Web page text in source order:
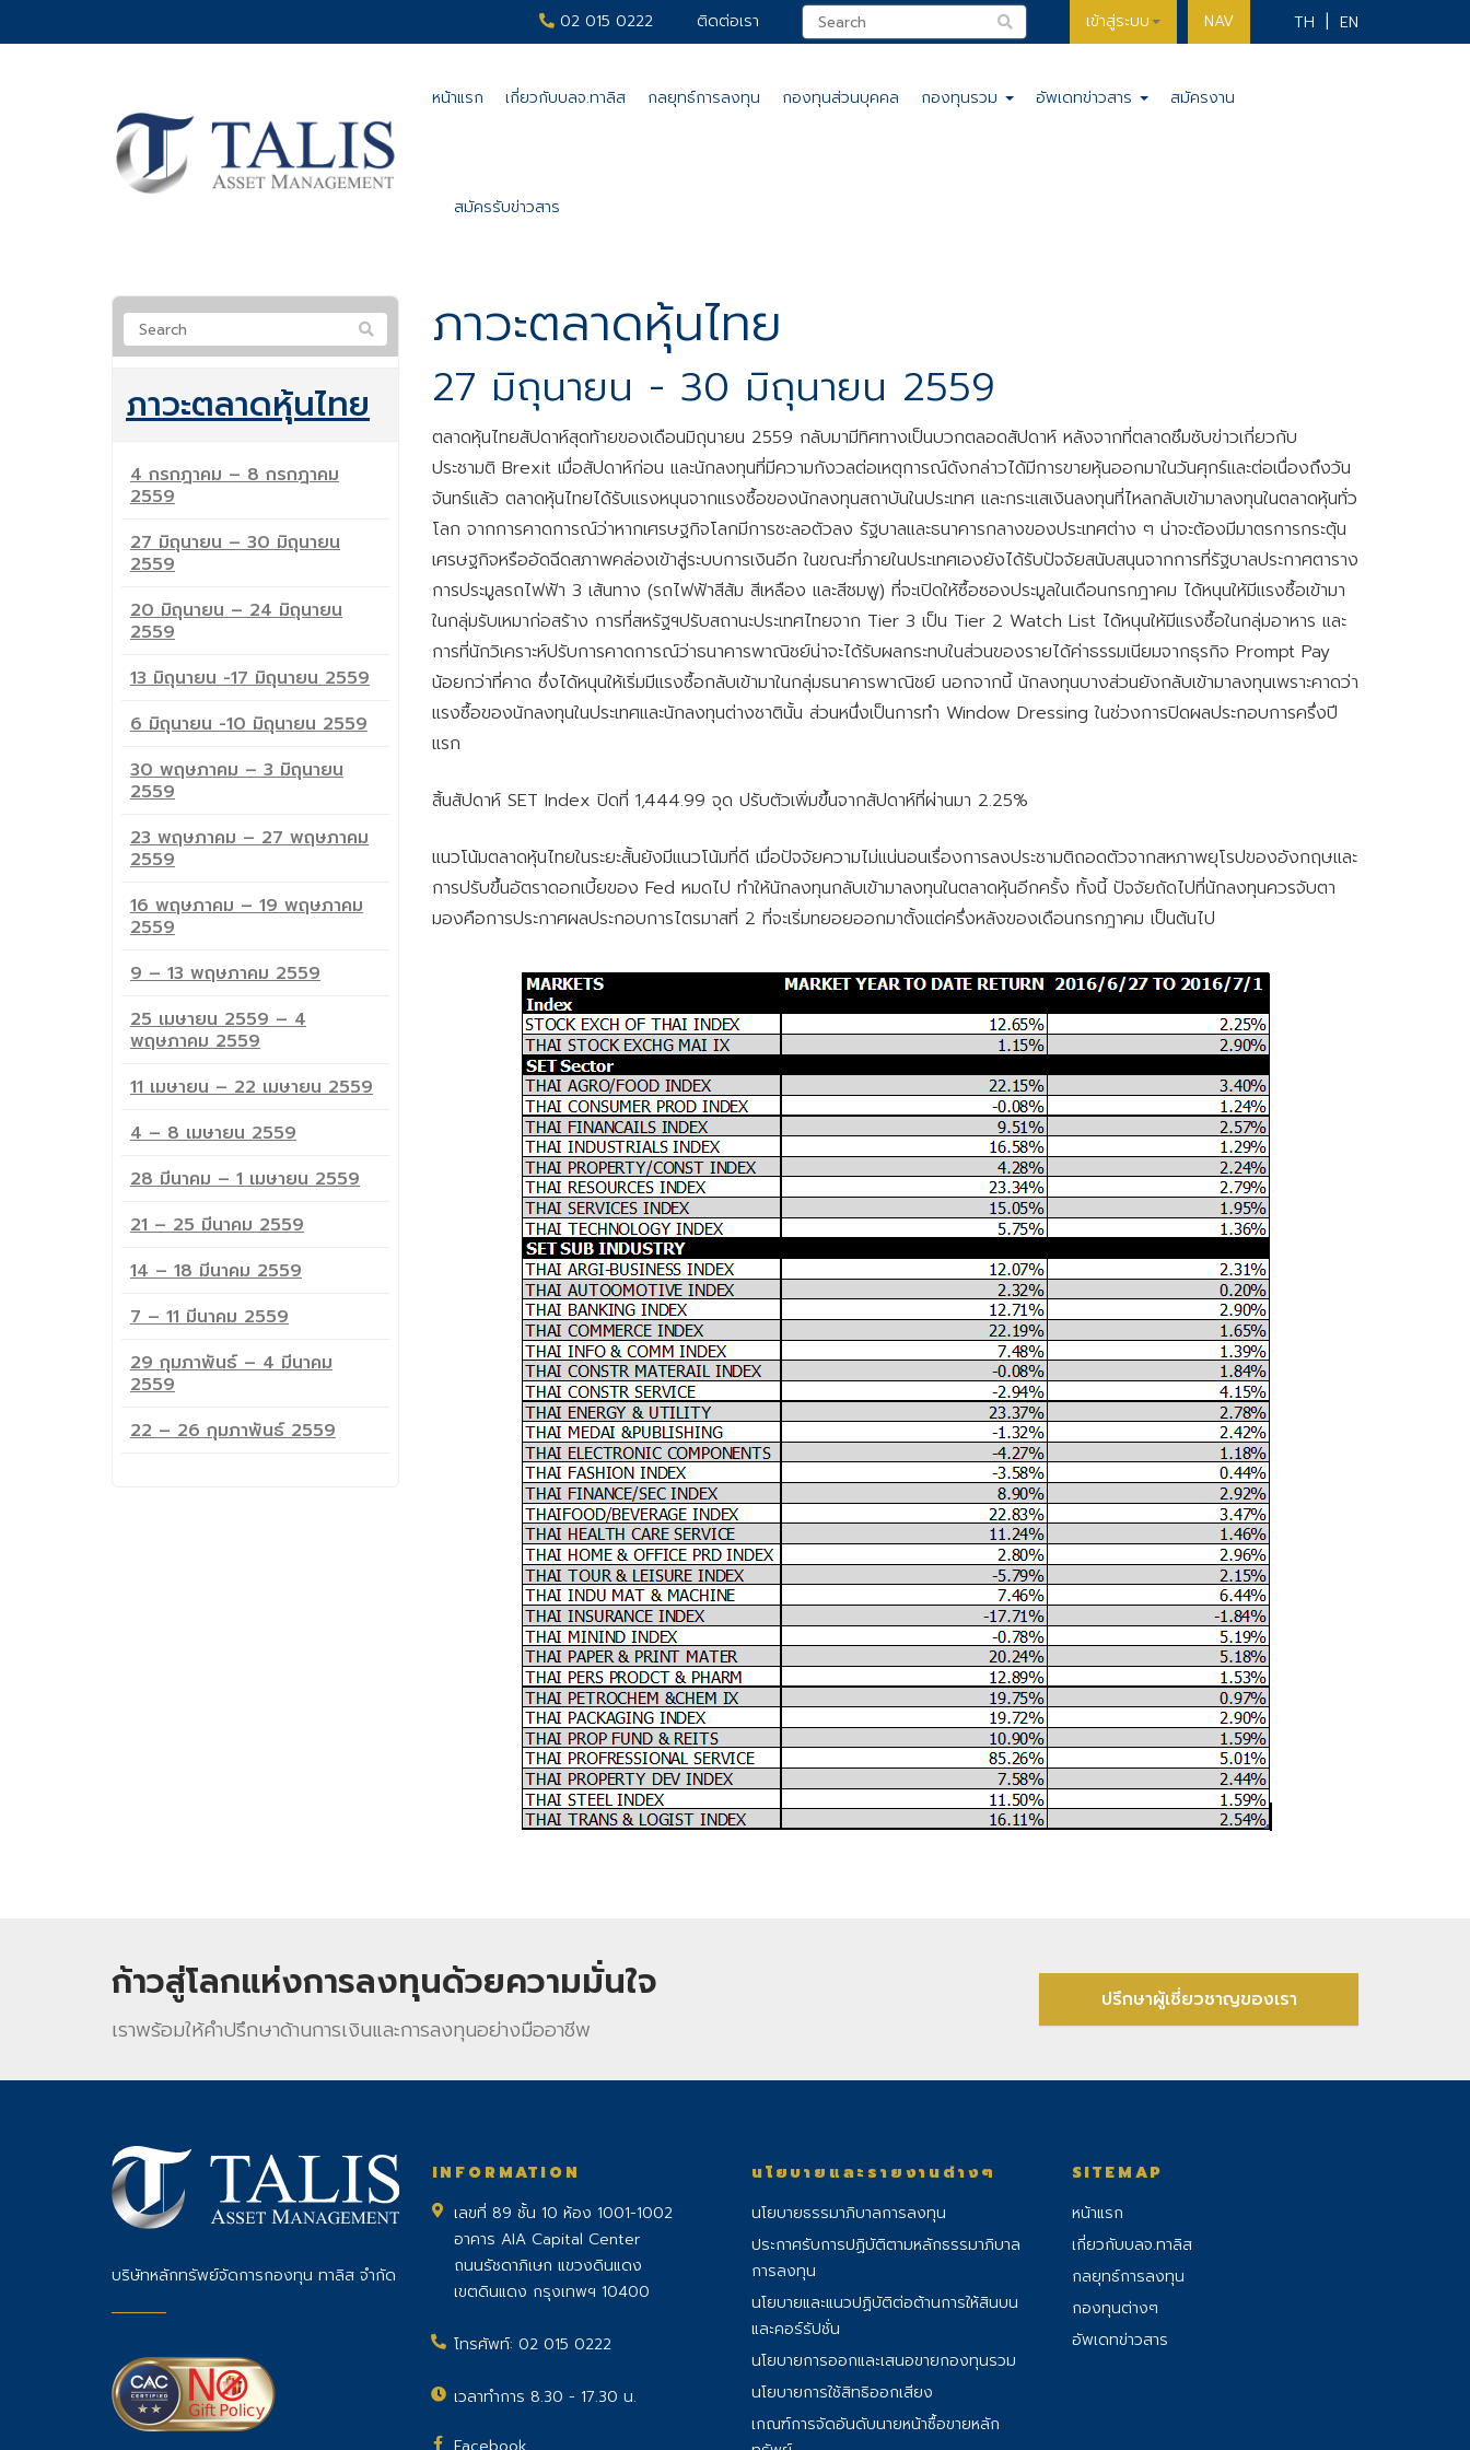
02 015 0222 ติดต่อเรา เข้าสู่ระบบ NAV TH EN
หน้าแรก เกี่ยวกับบลจ.ทาลิส กลยุทธ์การลงทุน กองทุนส่วนบุคคล กองทุนรวม อัพเดทข่าวสาร สมัครงาน
สมัครรับข่าวสาร
ภาวะตลาดหุ้นไทย
27 มิถุนายน - 30 มิถุนายน 2559
ตลาดหุ้นไทยสัปดาห์สุดท้ายของเดือนมิถุนายน 2559 กลับมามีทิศทางเป็นบวกตลอดสัปดาห์ หลังจากที่ตลาดซึมซับข่าวเกี่ยวกับ
ประชามติ Brexit เมื่อสัปดาห์ก่อน และนักลงทุนที่มีความกังวลต่อเหตุการณ์ดังกล่าวได้มีการขายหุ้นออกมาในวันศุกร์และต่อเนื่องถึงวัน
จันทร์แล้ว ตลาดหุ้นไทยได้รับแรงหนุนจากแรงซื้อของนักลงทุนสถาบันในประเทศ และกระแสเงินลงทุนที่ไหลกลับเข้ามาลงทุนในตลาดหุ้นทั่ว
โลก จากการคาดการณ์ว่าหากเศรษฐกิจโลกมีการชะลอตัวลง รัฐบาลและธนาคารกลางของประเทศต่าง ๆ น่าจะต้องมีมาตรการกระตุ้น
เศรษฐกิจหรืออัดฉีดสภาพคล่องเข้าสู่ระบบการเงินอีก ในขณะที่ภายในประเทศเองยังได้รับปัจจัยสนับสนุนจากการที่รัฐบาลประกาศตาราง
การประมูลรถไฟฟ้า 3 เส้นทาง (รถไฟฟ้าสีส้ม สีเหลือง และสีชมพู) ที่จะเปิดให้ซื้อซองประมูลในเดือนกรกฎาคม ได้หนุนให้มีแรงซื้อเข้ามา
ในกลุ่มรับเหมาก่อสร้าง การที่สหรัฐฯปรับสถานะประเทศไทยจาก Tier 3 เป็น Tier 2 Watch List ได้หนุนให้มีแรงซื้อในกลุ่มอาหาร และ
การที่นักวิเคราะห์ปรับการคาดการณ์ว่าธนาคารพาณิชย์น่าจะได้รับผลกระทบในส่วนของรายได้ค่าธรรมเนียมจากธุรกิจ Prompt Pay
น้อยกว่าที่คาด ซึ่งได้หนุนให้เริ่มมีแรงซื้อกลับเข้ามาในกลุ่มธนาคารพาณิชย์ นอกจากนี้ นักลงทุนบางส่วนยังกลับเข้ามาลงทุนเพราะคาดว่า
แรงซื้อของนักลงทุนในประเทศและนักลงทุนต่างชาตินั้น ส่วนหนึ่งเป็นการทำ Window Dressing ในช่วงการปิดผลประกอบการครึ่งปี
แรก
สิ้นสัปดาห์ SET Index ปิดที่ 1,444.99 จุด ปรับตัวเพิ่มขึ้นจากสัปดาห์ที่ผ่านมา 2.25%
แนวโน้มตลาดหุ้นไทยในระยะสั้นยังมีแนวโน้มที่ดี เมื่อปัจจัยความไม่แน่นอนเรื่องการลงประชามติถอดตัวจากสหภาพยุโรปของอังกฤษและ
การปรับขึ้นอัตราดอกเบี้ยของ Fed หมดไป ทำให้นักลงทุนกลับเข้ามาลงทุนในตลาดหุ้นอีกครั้ง ทั้งนี้ ปัจจัยถัดไปที่นักลงทุนควรจับตา
มองคือการประกาศผลประกอบการไตรมาสที่ 2 ที่จะเริ่มทยอยออกมาตั้งแต่ครึ่งหลังของเดือนกรกฎาคม เป็นต้นไป
ภาวะตลาดหุ้นไทย
4 กรกฎาคม – 8 กรกฎาคม
2559
27 มิถุนายน – 30 มิถุนายน
2559
20 มิถุนายน – 24 มิถุนายน
2559
13 มิถุนายน -17 มิถุนายน 2559
6 มิถุนายน -10 มิถุนายน 2559
30 พฤษภาคม – 3 มิถุนายน
2559
23 พฤษภาคม – 27 พฤษภาคม
2559
16 พฤษภาคม – 19 พฤษภาคม
2559
9 – 13 พฤษภาคม 2559
25 เมษายน 2559 – 4
พฤษภาคม 2559
11 เมษายน – 22 เมษายน 2559
4 – 8 เมษายน 2559
28 มีนาคม – 1 เมษายน 2559
21 – 25 มีนาคม 2559
14 – 18 มีนาคม 2559
7 – 11 มีนาคม 2559
29 กุมภาพันธ์ – 4 มีนาคม
2559
22 – 26 กุมภาพันธ์ 2559
ก้าวสู่โลกแห่งการลงทุนด้วยความมั่นใจ
เราพร้อมให้คําปรึกษาด้านการเงินและการลงทุนอย่างมืออาชีพ
ปรึกษาผู้เชี่ยวชาญของเรา
บริษัทหลักทรัพย์จัดการกองทุน ทาลิส จำกัด
INFORMATION
เลขที่ 89 ชั้น 10 ห้อง 1001-1002
อาคาร AIA Capital Center
ถนนรัชดาภิเษก แขวงดินแดง
เขตดินแดง กรุงเทพฯ 10400
โทรศัพท์: 02 015 0222
เวลาทำการ 8.30 - 17.30 น.
นโยบายและรายงานต่างๆ
นโยบายธรรมาภิบาลการลงทุน
ประกาศรับการปฏิบัติตามหลักธรรมาภิบาล
การลงทุน
นโยบายและแนวปฏิบัติต่อต้านการให้สินบน
และคอร์รัปชั่น
นโยบายการออกและเสนอขายกองทุนรวม
นโยบายการใช้สิทธิออกเสียง
เกณฑ์การจัดอันดับนายหน้าซื้อขายหลัก
SITEMAP
หน้าแรก
เกี่ยวกับบลจ.ทาลิส
กลยุทธ์การลงทุน
กองทุนต่างๆ
อัพเดทข่าวสาร